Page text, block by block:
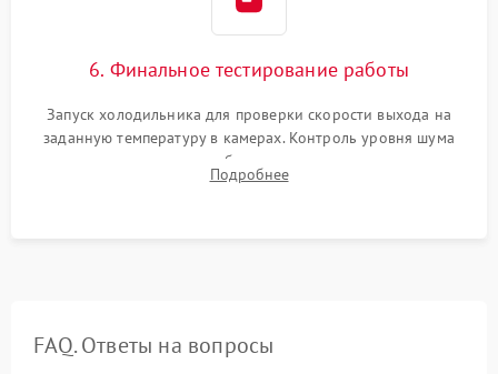
6. Финальное тестирование работы
Запуск холодильника для проверки скорости выхода на
заданную температуру в камерах. Контроль уровня шума
компрессора, отсутствия обмерзания стенок и корректного
срабатывания системы автоматической оттайки.
Подробнее
FAQ. Ответы на вопросы